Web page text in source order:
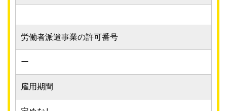
労働者派遣事業の許可番号
ー
雇用期間